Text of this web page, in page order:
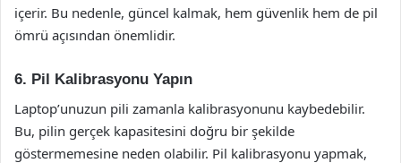
içerir. Bu nedenle, güncel kalmak, hem güvenlik hem de pil
ömrü açısından önemlidir.
6. Pil Kalibrasyonu Yapın
Laptop’unuzun pili zamanla kalibrasyonunu kaybedebilir.
Bu, pilin gerçek kapasitesini doğru bir şekilde
göstermemesine neden olabilir. Pil kalibrasyonu yapmak,